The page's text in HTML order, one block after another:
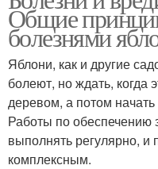
Общие
болезнями
Яблони, как и другие
болеют, но ждать, когда
деревом, а потом начать
Работы по обеспечению
выполнять регулярно,
комплексным.